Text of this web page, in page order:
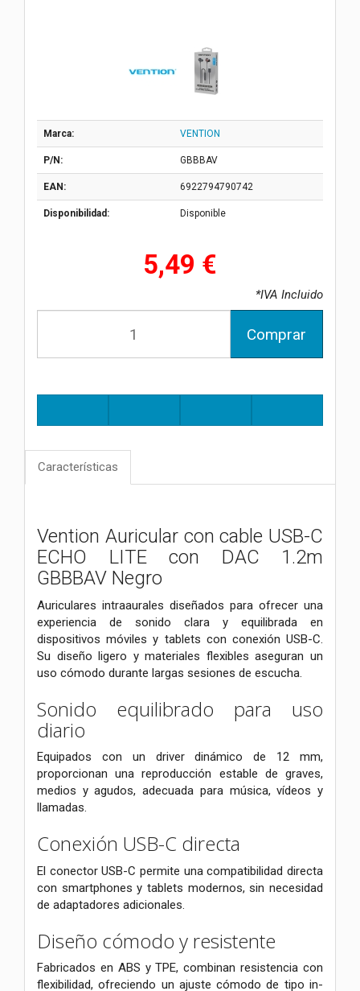
Marca: VENTION
P/N: GBBBAV
EAN: 6922794790742
Disponibilidad: Disponible
5,49 €
*IVA Incluido
Comprar
Características
Vention Auricular con cable USB-C
ECHO LITE con DAC 1.2m
GBBBAV Negro
Auriculares intraaurales diseñados para ofrecer una
experiencia de sonido clara y equilibrada en
dispositivos móviles y tablets con conexión USB-C.
Su diseño ligero y materiales flexibles aseguran un
uso cómodo durante largas sesiones de escucha.
Sonido equilibrado para uso
diario
Equipados con un driver dinámico de 12 mm,
proporcionan una reproducción estable de graves,
medios y agudos, adecuada para música, vídeos y
llamadas.
Conexión USB-C directa
El conector USB-C permite una compatibilidad directa
con smartphones y tablets modernos, sin necesidad
de adaptadores adicionales.
Diseño cómodo y resistente
Fabricados en ABS y TPE, combinan resistencia con
flexibilidad, ofreciendo un ajuste cómodo de tipo in-